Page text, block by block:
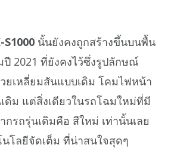
S1000 นั้นยังคงถูกสร้างขึ้นบนพื้น
ปี 2021 ที่ยังคงไว้ซึ่งรูปลักษณ์
ยเหลี่ยมสันแบบเดิม โคมไฟหน้า
ดิม แต่สิ่งเดียวในรถโฉมใหม่ที่มี
รถรุ่นเดิมคือ สีใหม่ เท่านั้นเลย
นโลยีจัดเต็ม ที่น่าสนใจสุดๆ